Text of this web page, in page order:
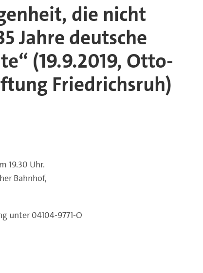
die nicht
Jahre deutsche
(19.9.2019, Otto-
Friedrichsruh)
19.30 Uhr.
Bahnhof,
unter 04104-9771-O